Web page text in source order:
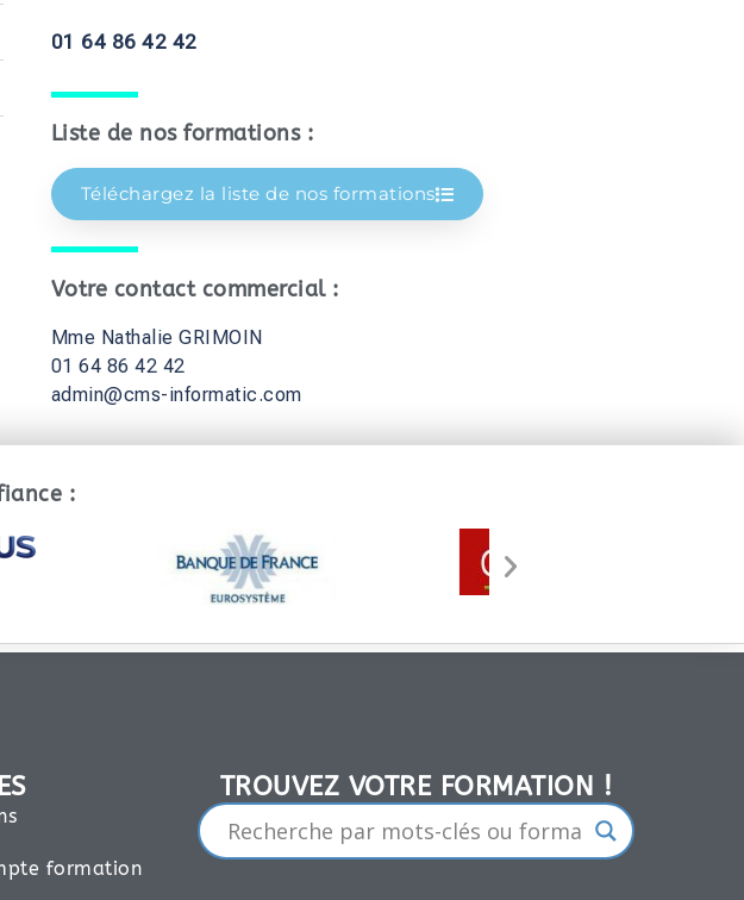
01 64 86 42 42
Liste de nos formations :
Téléchargez la liste de nos formations
Votre contact commercial :
Mme Nathalie GRIMOIN
01 64 86 42 42
admin@cms-informatic.com
:
formation
TROUVEZ VOTRE FORMATION !​